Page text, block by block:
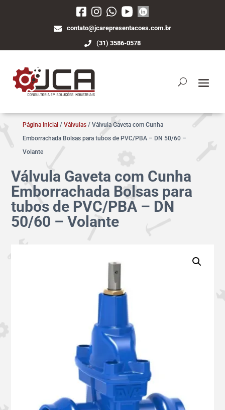
contato@jcarepresentacoes.com.br
(31) 3586-0578
Página Inicial / Válvulas/ Válvula Gaveta com Cunha
Emborrachada Bolsas para tubos de PVC/PBA – DN 50/60 –
Volante
Válvula Gaveta com Cunha
Emborrachada Bolsas para
tubos de PVC/PBA – DN
50/60 – Volante